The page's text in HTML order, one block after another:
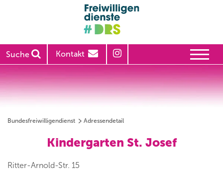
Suche Kontakt
Bundesfreiwilligendienst Adressendetail
Kindergarten St. Josef
Ritter-Arnold-Str. 15